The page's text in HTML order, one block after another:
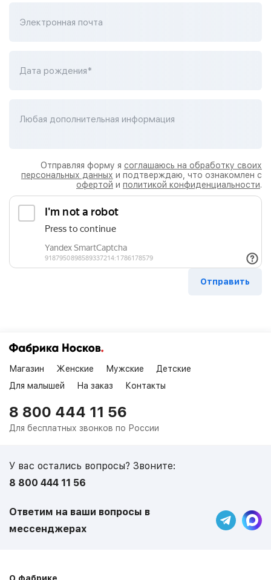
Электронная почта
Дата рождения*
Любая дополнительная информация
Отправляя форму я соглашаюсь на обработку своих
персональных данных и подтверждаю, что ознакомлен с
офертой и политикой конфиденциальности.
Магазин Женские Мужские
Детские
Для малышей
На заказ Контакты
8 800 444 11 56
Для бесплатных звонков по России
У вас остались вопросы? Звоните:
8 800 444 11 56
Ответим на ваши вопросы в
мессенджерах
О фабрике